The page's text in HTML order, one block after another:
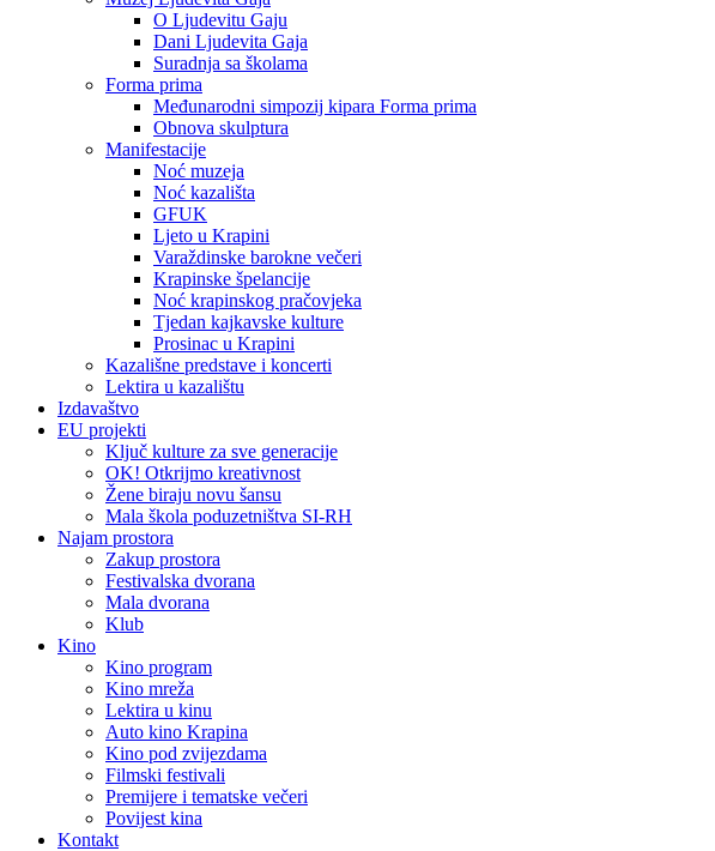
O Ljudevitu Gaju
Dani Ljudevita Gaja
Suradnja sa školama
Forma prima
Međunarodni simpozij kipara Forma prima
Obnova skulptura
Manifestacije
Noć muzeja
Noć kazališta
GFUK
Ljeto u Krapini
Varaždinske barokne večeri
Krapinske špelancije
Noć krapinskog pračovjeka
Tjedan kajkavske kulture
Prosinac u Krapini
Kazališne predstave i koncerti
Lektira u kazalištu
Izdavaštvo
EU projekti
Ključ kulture za sve generacije
OK! Otkrijmo kreativnost
Žene biraju novu šansu
Mala škola poduzetništva SI-RH
Najam prostora
Zakup prostora
Festivalska dvorana
Mala dvorana
Klub
Kino
Kino program
Kino mreža
Lektira u kinu
Auto kino Krapina
Kino pod zvijezdama
Filmski festivali
Premijere i tematske večeri
Povijest kina
Kontakt